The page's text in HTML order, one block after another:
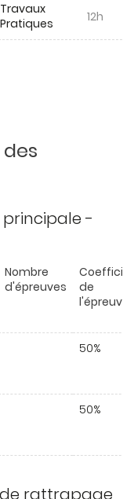
Travaux
Pratiques
12h
principale -
Nombre
d'épreuves
de
l'épreuve
50%
50%
de rattrapage